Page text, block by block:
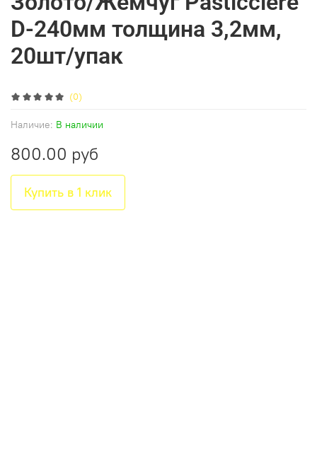
(0)
Наличие: В наличии
D-240мм толщина 3,2мм,
20шт/упак
800.00 руб
Купить в 1 клик